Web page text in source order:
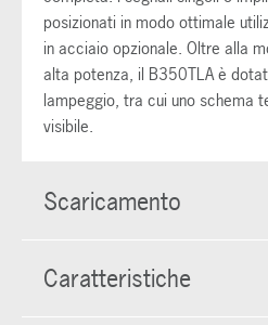
posizionati in modo ottimale
in acciaio opzionale. Oltre alla
alta potenza, il B350TLA è
lampeggio, tra cui uno schema
visibile.
Scaricamento
Caratteristiche